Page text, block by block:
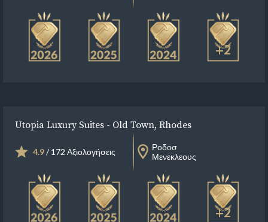
+2
Utopia Luxury Suites - Old Town, Rhodes
4.9/ 172 Αξιολογήσεις
Ροδοσ
Μενεκλεους
+2